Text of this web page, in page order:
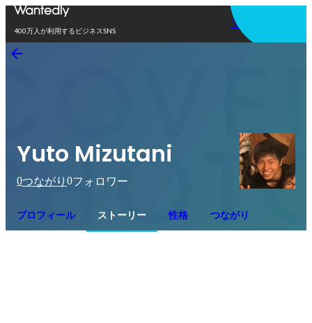
400万人が利用するビジネスSNS
アプリを使う
Yuto Mizutani
0つながり 0フォロワー
プロフィール ストーリー 性格 つながり